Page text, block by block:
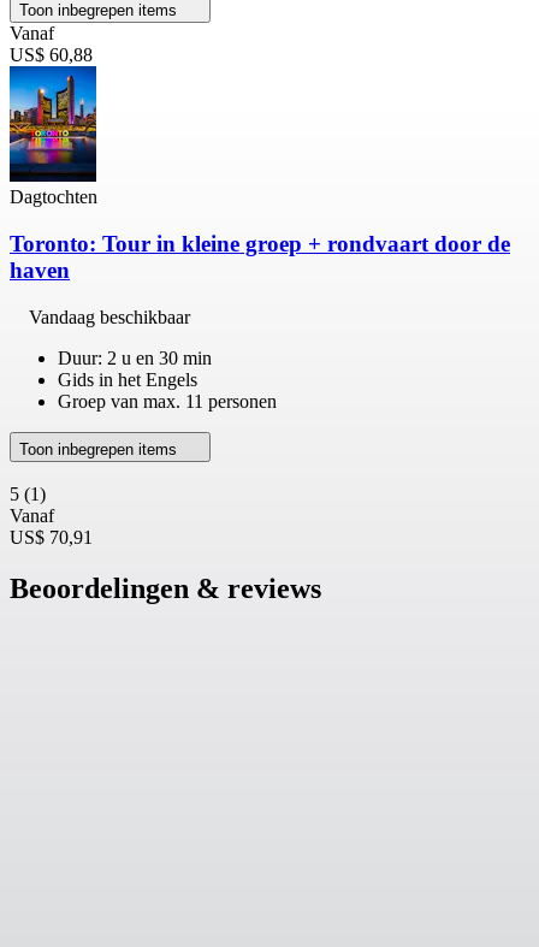
Toon inbegrepen items
Vanaf
US$ 60,88
Dagtochten
Toronto: Tour in kleine groep + rondvaart door de
haven
Vandaag beschikbaar
Duur: 2 u en 30 min
Gids in het Engels
Groep van max. 11 personen
Toon inbegrepen items
5 (1)
Vanaf
US$ 70,91
Beoordelingen & reviews